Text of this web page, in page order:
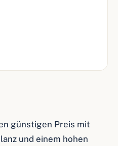
günstigen Preis mit
und einem hohen